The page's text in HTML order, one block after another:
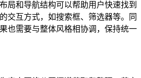
局和导航结构可以帮助用户快速找到
交互方式，如搜索框、筛选器等。同
也需要与整体风格相协调，保持统一